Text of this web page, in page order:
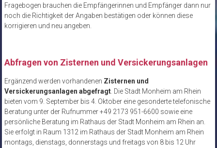
Fragebogen brauchen die Empfängerinnen und Empfänger dann nur
noch die Richtigkeit der Angaben bestätigen oder können diese
korrigieren und neu angeben.
Abfragen von Zisternen und Versickerungsanlagen
Ergänzend werden vorhandenen Zisternen und
Versickerungsanlagen abgefragt. Die Stadt Monheim am Rhein
bieten vom 9. September bis 4. Oktober eine gesonderte telefonische
Beratung unter der Rufnummer +49 2173 951-6600 sowie eine
persönliche Beratung im Rathaus der Stadt Monheim am Rhein an.
Sie erfolgt in Raum 1312 im Rathaus der Stadt Monheim am Rhein
montags, dienstags, donnerstags und freitags von 8 bis 12 Uhr